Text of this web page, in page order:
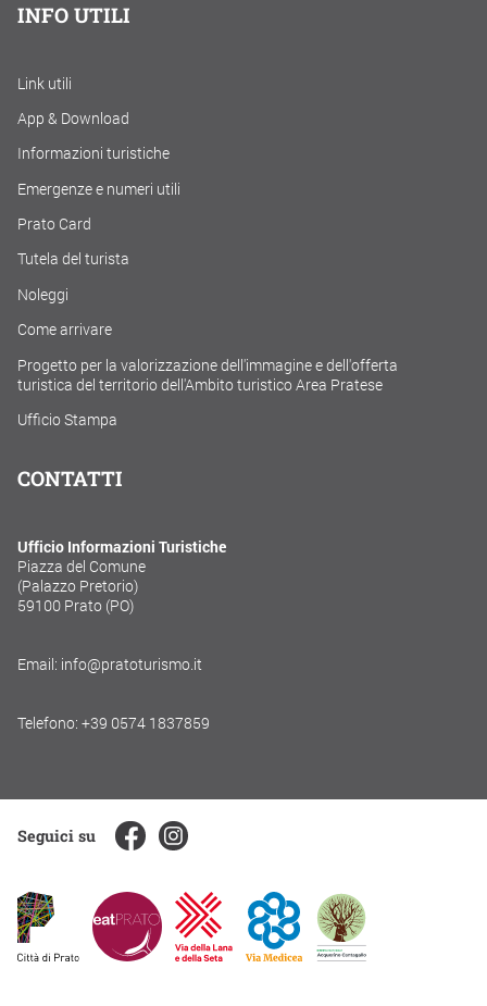
INFO UTILI
Link utili
App & Download
Informazioni turistiche
Emergenze e numeri utili
Prato Card
Tutela del turista
Noleggi
Come arrivare
Progetto per la valorizzazione dell'immagine e dell'offerta
turistica del territorio dell'Ambito turistico Area Pratese
Ufficio Stampa
CONTATTI
Ufficio Informazioni Turistiche
Piazza del Comune
(Palazzo Pretorio)
59100 Prato (PO)
Email: info@pratoturismo.it
Telefono: +39 0574 1837859
Seguici su